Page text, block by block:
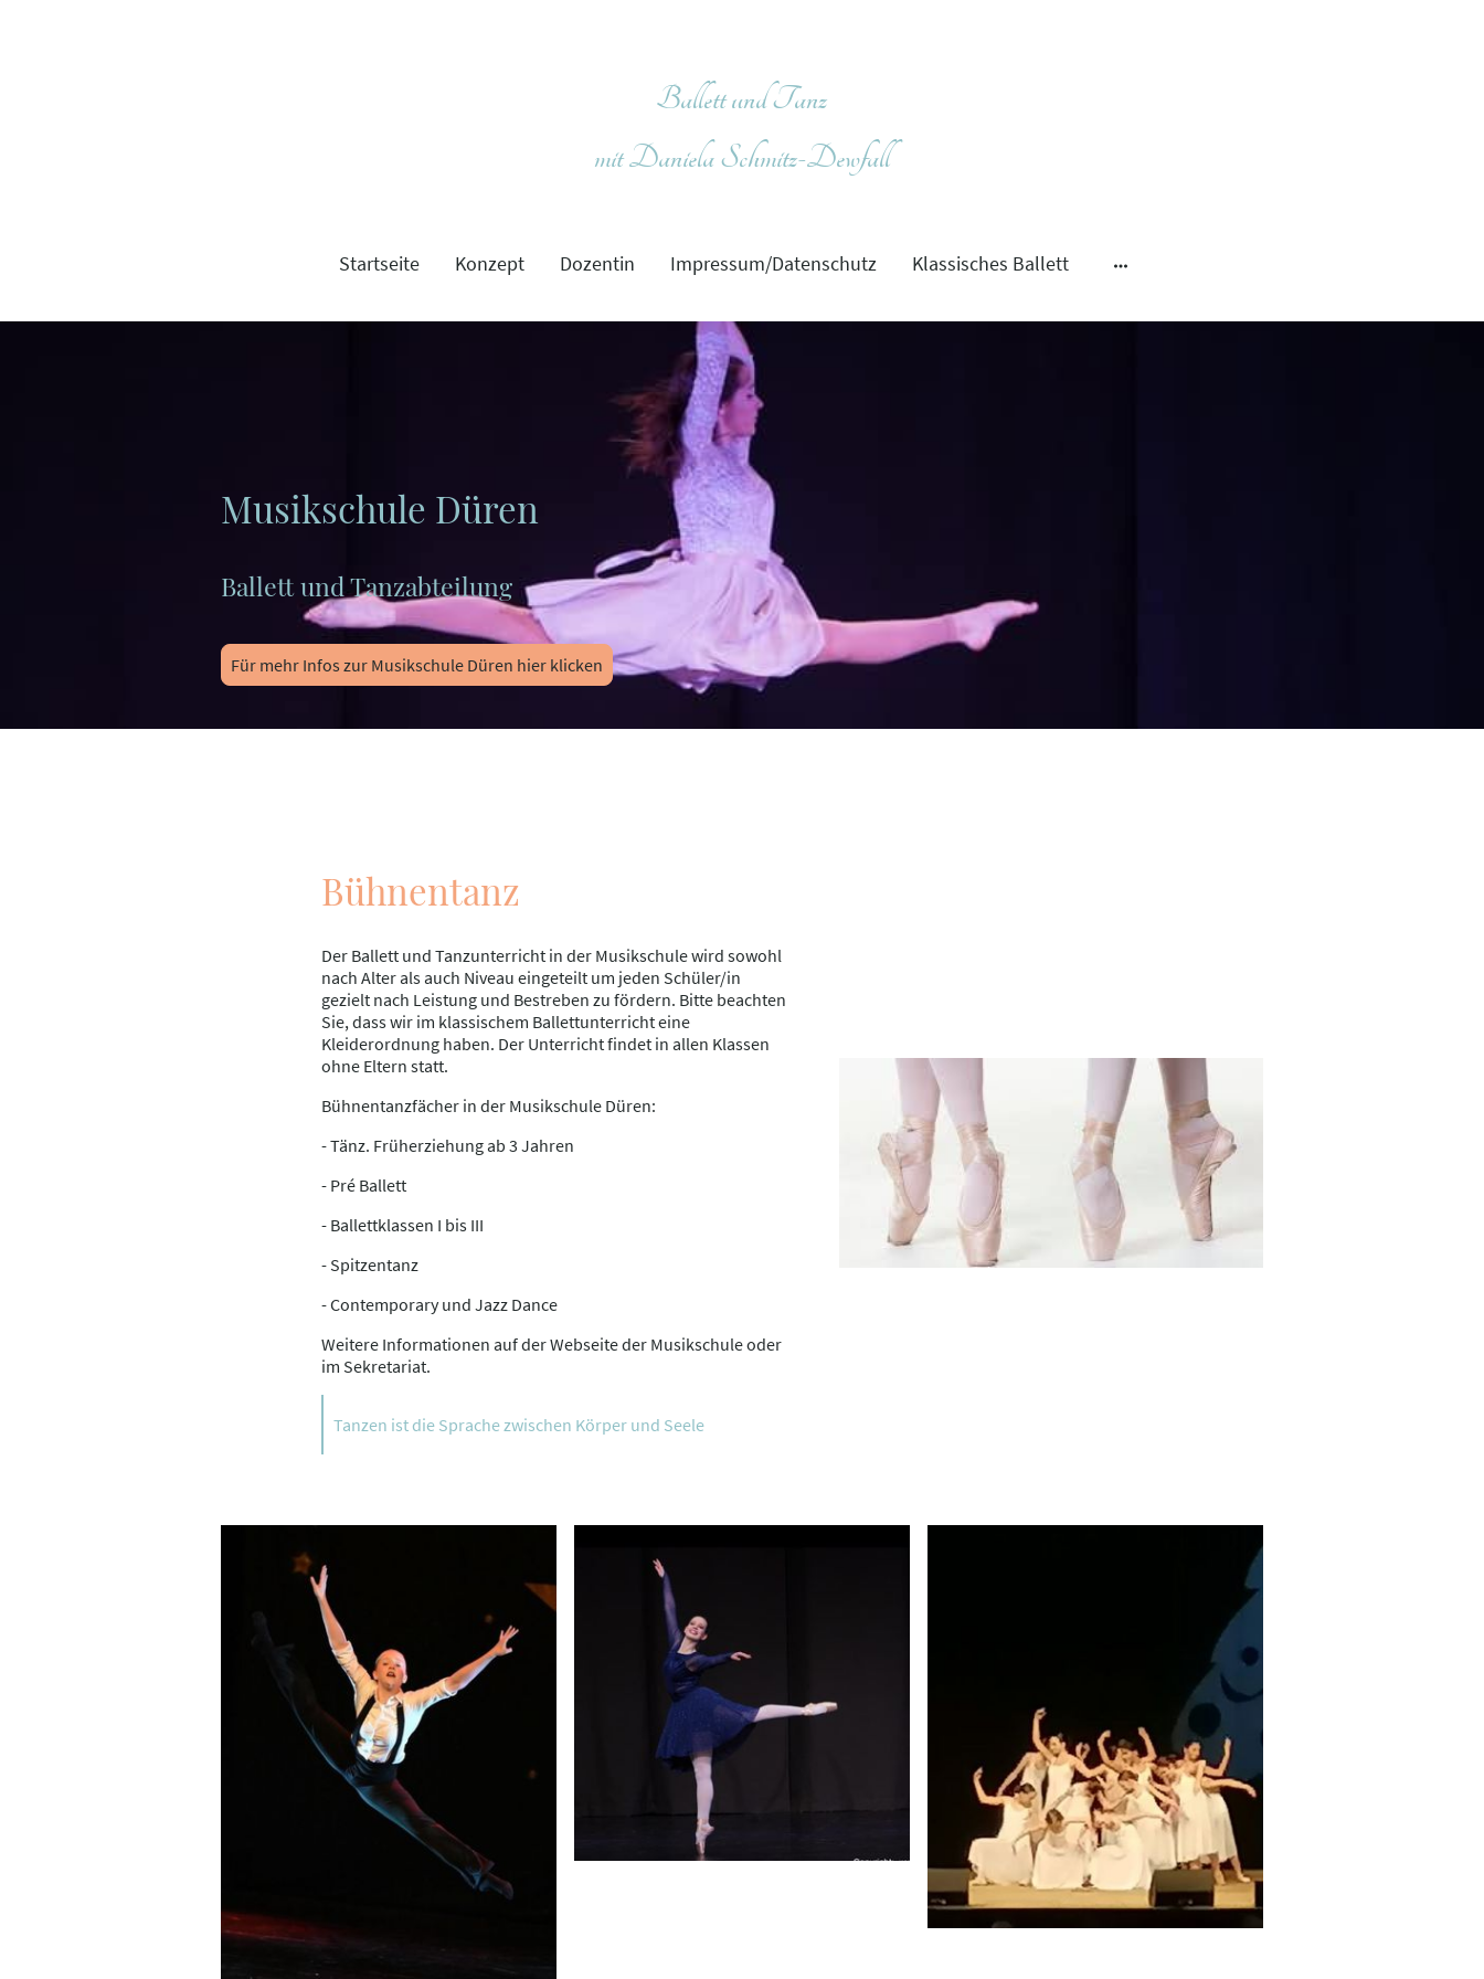
Ballett und Tanz
mit Daniela Schmitz-Dewfall
Startseite Konzept Dozentin Impressum/Datenschutz Klassisches Ballett
Musikschule Düren
Ballett und Tanzabteilung
Für mehr Infos zur Musikschule Düren hier klicken
Bühnentanz
Der Ballett und Tanzunterricht in der Musikschule wird sowohl
nach Alter als auch Niveau eingeteilt um jeden Schüler/in
gezielt nach Leistung und Bestreben zu fördern. Bitte beachten
Sie, dass wir im klassischem Ballettunterricht eine
Kleiderordnung haben. Der Unterricht findet in allen Klassen
ohne Eltern statt.
Bühnentanzfächer in der Musikschule Düren:
- Tänz. Früherziehung ab 3 Jahren
- Pré Ballett
- Ballettklassen I bis III
- Spitzentanz
- Contemporary und Jazz Dance
Weitere Informationen auf der Webseite der Musikschule oder
im Sekretariat.
Tanzen ist die Sprache zwischen Körper und Seele